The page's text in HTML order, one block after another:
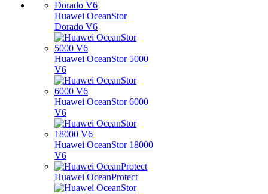
Huawei OceanStor
Dorado V6
Huawei OceanStor 5000
V6
Huawei OceanStor 6000
V6
Huawei OceanStor 18000
V6
Huawei OceanProtect